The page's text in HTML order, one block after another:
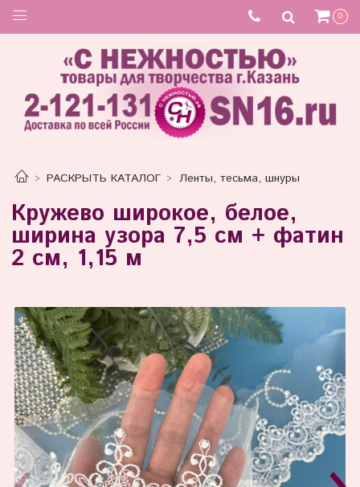
0
РАСКРЫТЬ КАТАЛОГ Ленты, тесьма, шнуры
Кружево широкое, белое,
ширина узора 7,5 см + фатин
2 см, 1,15 м